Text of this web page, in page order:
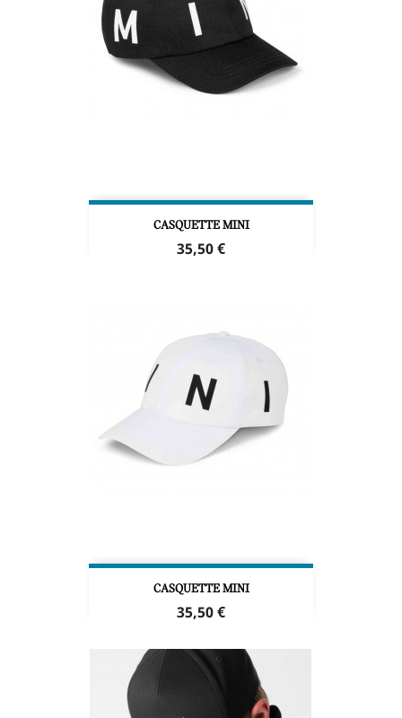
CASQUETTE MINI
Prix
35,50 €
CASQUETTE MINI
Prix
35,50 €